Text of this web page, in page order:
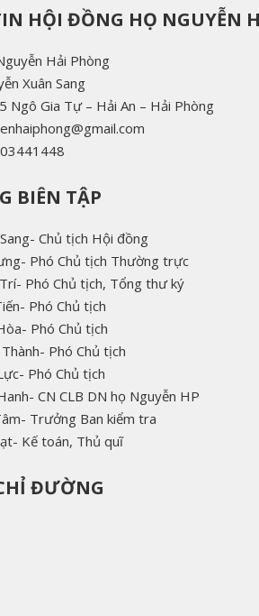
HỘI ĐỒNG HỌ NGUYỄN
Hải Phòng
Xuân Sang
Ngô Gia Tự – Hải An – Hải Phòng
BIÊN TẬP
Chủ tịch Hội đồng
Phó Chủ tịch Thường trực
Phó Chủ tịch, Tổng thư ký
Phó Chủ tịch
Phó Chủ tịch
Phó Chủ tịch
Phó Chủ tịch
CN CLB DN họ Nguyễn HP
Trưởng Ban kiểm tra
Kế toán, Thủ quĩ
ĐƯỜNG